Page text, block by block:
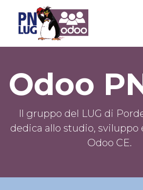
Odoo
Il gruppo del LUG di
dedica allo studio, sviluppo
Odoo CE.